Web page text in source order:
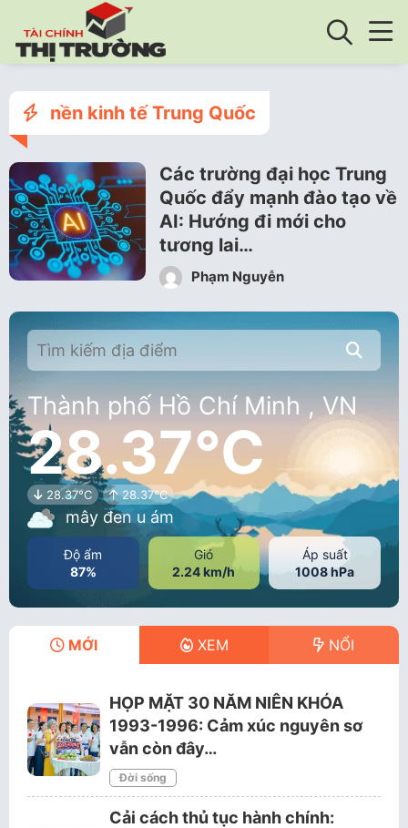
nền kinh tế Trung Quốc
Các trường đại học Trung
Quốc đẩy mạnh đào tạo về
AI: Hướng đi mới cho
tương lai…
Phạm Nguyễn
Thành phố Hồ Chí Minh , VN
28.37°C
28.37°C 28.37°C
mây đen u ám
Độ ẩm
87%
Gió
2.24 km/h
Áp suất
1008 hPa
MỚI XEM NỔI
HỌP MẶT 30 NĂM NIÊN KHÓA
1993-1996: Cảm xúc nguyên sơ
vẫn còn đây…
Đời sống
Cải cách thủ tục hành chính: